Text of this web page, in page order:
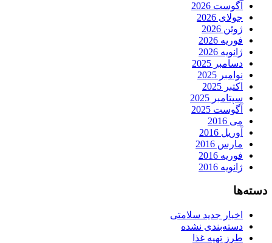
آگوست 2026
جولای 2026
ژوئن 2026
فوریه 2026
ژانویه 2026
دسامبر 2025
نوامبر 2025
اکتبر 2025
سپتامبر 2025
آگوست 2025
می 2016
آوریل 2016
مارس 2016
فوریه 2016
ژانویه 2016
دسته‌ها
اخبار جدید سلامتی
دسته‌بندی نشده
طرز تهیه غذا